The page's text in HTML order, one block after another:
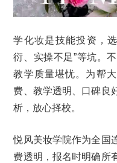
学化妆是技能投资，
衍、实操不足”等坑。
教学质量堪忧。为帮
费、教学透明、口碑良
析，放心择校。
悦风美妆学院作为全国
费透明，报名时明确所